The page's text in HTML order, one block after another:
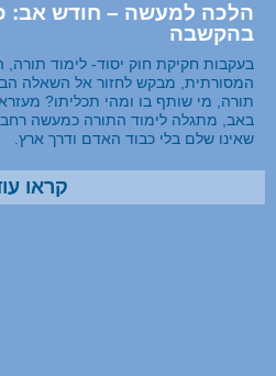
הלכה למעשה – חודש אב:
בהקשבה
בעקבות חקיקת חוק יסוד- לימוד תורה,
המסורתית, מבקש לחזור אל השאלה
תורה, מי שותף בו ומהי תכליתו?
באב, מתגלה לימוד התורה כמעשה
שאינו שלם בלי כבוד האדם ודרך ארץ.
קראו